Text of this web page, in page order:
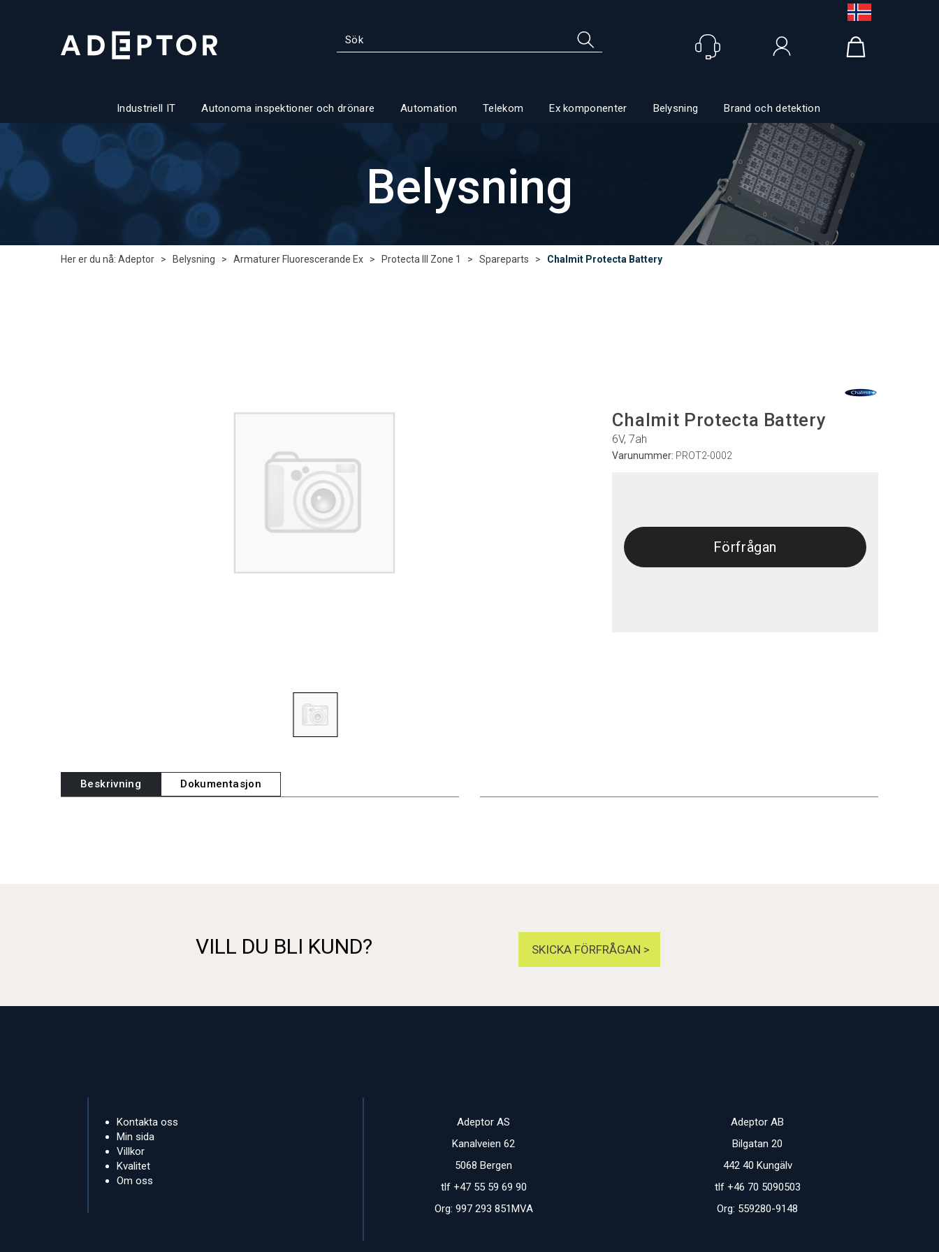
Industriell IT Autonoma inspektioner och drönare Automation Telekom Ex komponenter Belysning Brand och detektion
Belysning
Her er du nå: Adeptor > Belysning > Armaturer Fluorescerande Ex > Protecta III Zone 1 > Spareparts > Chalmit Protecta Battery
Chalmit Protecta Battery
6V, 7ah
Varunummer: PROT2-0002
Förfrågan
Beskrivning Dokumentasjon
VILL DU BLI KUND? SKICKA FÖRFRÅGAN >
Kontakta oss
Min sida
Villkor
Kvalitet
Om oss
Adeptor AS
Kanalveien 62
5068 Bergen
tlf +47 55 59 69 90
Org: 997 293 851MVA
Adeptor AB
Bilgatan 20
442 40 Kungälv
tlf +46 70 5090503
Org: 559280-9148